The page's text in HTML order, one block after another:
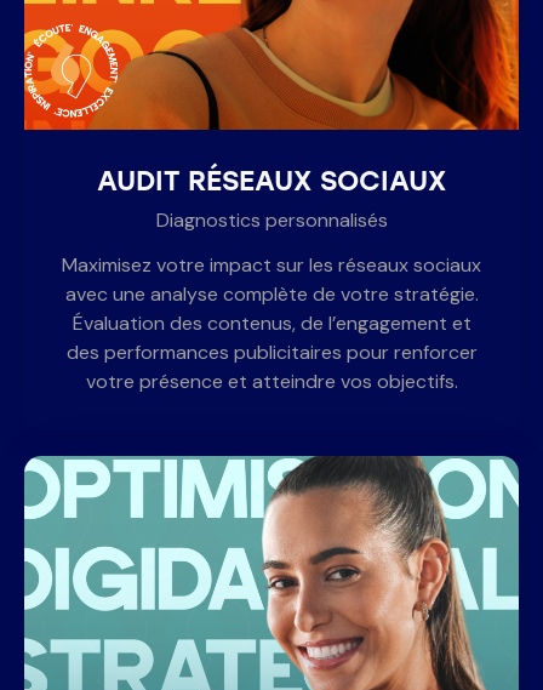
AUDIT RÉSEAUX SOCIAUX
Diagnostics personnalisés
Maximisez votre impact sur les réseaux sociaux
avec une analyse complète de votre stratégie.
Évaluation des contenus, de l’engagement et
des performances publicitaires pour renforcer
votre présence et atteindre vos objectifs.